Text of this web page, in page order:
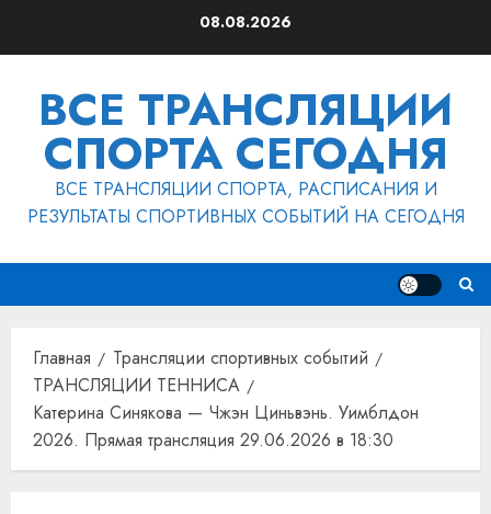
08.08.2026
ВСЕ ТРАНСЛЯЦИИ
СПОРТА СЕГОДНЯ
ВСЕ ТРАНСЛЯЦИИ СПОРТА, РАСПИСАНИЯ И
РЕЗУЛЬТАТЫ СПОРТИВНЫХ СОБЫТИЙ НА СЕГОДНЯ
Главная
Трансляции спортивных событий
ТРАНСЛЯЦИИ ТЕННИСА
Катерина Синякова — Чжэн Циньвэнь. Уимблдон
2026. Прямая трансляция 29.06.2026 в 18:30